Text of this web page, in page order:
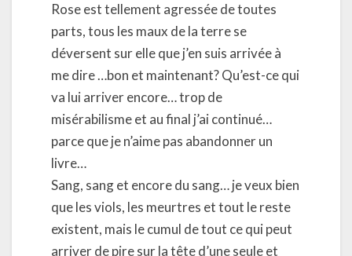
Rose est tellement agressée de toutes
parts, tous les maux de la terre se
déversent sur elle que j’en suis arrivée à
me dire …bon et maintenant? Qu’est-ce qui
va lui arriver encore… trop de
misérabilisme et au final j’ai continué…
parce que je n’aime pas abandonner un
livre…
Sang, sang et encore du sang… je veux bien
que les viols, les meurtres et tout le reste
existent, mais le cumul de tout ce qui peut
arriver de pire sur la tête d’une seule et